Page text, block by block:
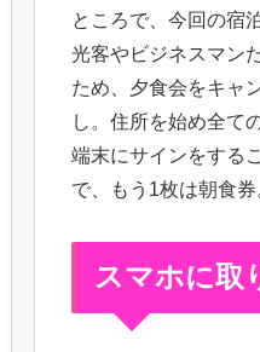
ところで、今回の宿
光客やビジネスマン
ため、夕食会をキャ
し。住所を始め全て
端末にサインをする
で、もう1枚は朝食
スマホに取